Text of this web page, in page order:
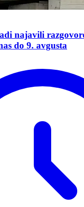
najavili
do 9. avgusta